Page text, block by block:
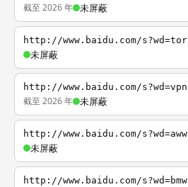
截至 2026 年 未屏蔽
http://www.baidu.com/s?wd=tor
未屏蔽
http://www.baidu.com/s?wd=vpn
截至 2026 年 未屏蔽
http://www.baidu.com/s?wd=aww
未屏蔽
http://www.baidu.com/s?wd=bmw